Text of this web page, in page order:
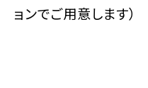
ョンでご用意します）